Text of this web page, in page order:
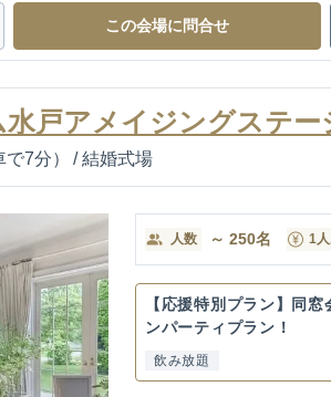
この会場に問合せ
戸アメイジングステー
7分） / 結婚式場
人数 ～ 250名 1
【応援特別プラン】同窓
ンパーティプラン！
飲み放題